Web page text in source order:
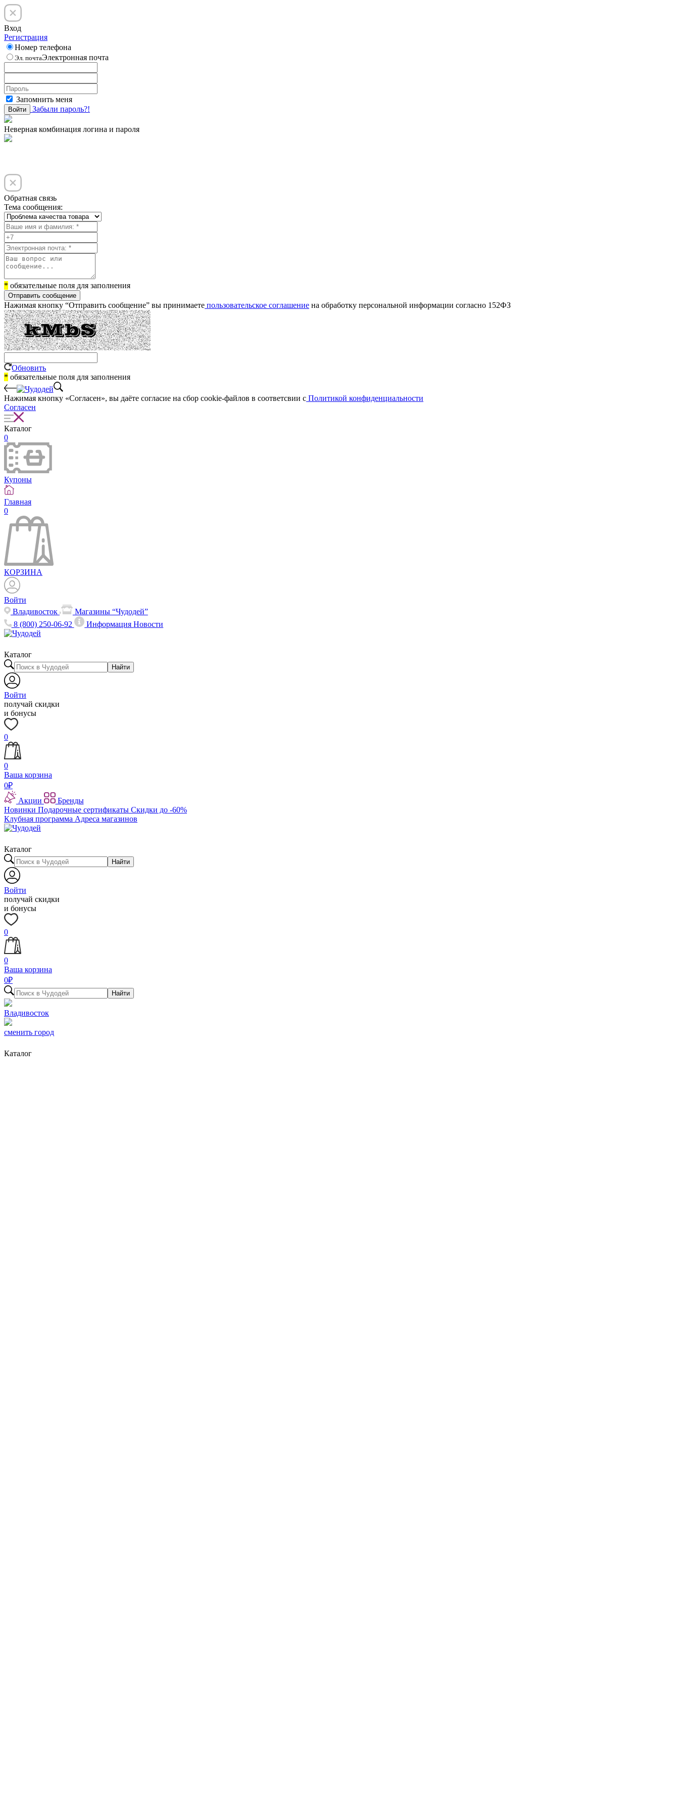
Вход
Регистрация
Номер телефона
Эл. почтаЭлектронная почта
Запомнить меня
Войти Забыли пароль?!
Неверная комбинация логина и пароля
Обратная связь
Тема сообщения:
* обязательные поля для заполнения
Отправить сообщение
Нажимая кнопку “Отправить сообщение” вы принимаете пользовательское соглашение на обработку персональной информации согласно 152ФЗ
Обновить
* обязательные поля для заполнения
Нажимая кнопку «Согласен», вы даёте cогласие на сбор cookie-файлов в соответсвии с Политикой конфиденциальности
Согласен
Каталог
0
Купоны
Главная
0
КОРЗИНА
Войти
Владивосток
Магазины “Чудодей”
8 (800) 250-06-92
ИнформацияНовости
Каталог
Найти
Войти
получай скидки
и бонусы
0
0
Ваша корзина
0₽
Акции
Бренды
Новинки Подарочные сертификаты Скидки до -60%
Клубная программа Адреса магазинов
Каталог
Найти
Войти
получай скидки
и бонусы
0
0
Ваша корзина
0₽
Найти
Владивосток
сменить город
Каталог